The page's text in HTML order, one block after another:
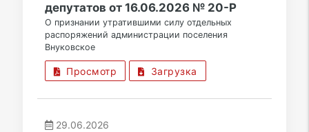
депутатов от 16.06.2026 № 20-Р
О признании утратившими силу отдельных
распоряжений администрации поселения
Внуковское
Просмотр Загрузка
29.06.2026